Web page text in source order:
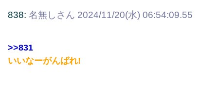
838: 名無しさん 2024/11/20(水) 06:54:09.55
>>831
いいなーがんばれ!